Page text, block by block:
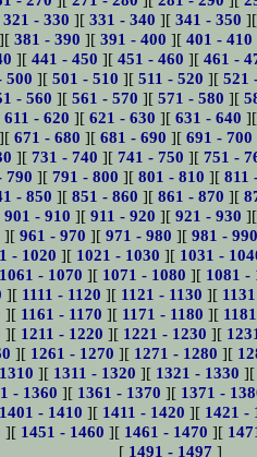
321 - 330 ][ 331 - 340 ][ 341 - 350
][ 381 - 390 ][ 391 - 400 ][ 401 - 410
][ 441 - 450 ][ 451 - 460 ][ 461 -
500 ][ 501 - 510 ][ 511 - 520 ][ 521
- 560 ][ 561 - 570 ][ 571 - 580 ][
611 - 620 ][ 621 - 630 ][ 631 - 640
][ 671 - 680 ][ 681 - 690 ][ 691 - 700
][ 731 - 740 ][ 741 - 750 ][ 751 -
790 ][ 791 - 800 ][ 801 - 810 ][ 811
- 850 ][ 851 - 860 ][ 861 - 870 ][
901 - 910 ][ 911 - 920 ][ 921 - 930
][961 - 970 ][971 - 980 ][981 -
- 1020 ][ 1021 - 1030 ][ 1031 -
1061 - 1070 ][ 1071 - 1080 ][ 1081 -
][ 1111 - 1120 ][ 1121 - 1130 ][
][ 1161 - 1170 ][ 1171 - 1180 ][
][ 1211 - 1220 ][ 1221 - 1230 ][
][ 1261 - 1270 ][ 1271 - 1280 ][
][ 1311 - 1320 ][ 1321 - 1330
- 1360 ][ 1361 - 1370 ][ 1371 -
1401 - 1410 ][ 1411 - 1420 ][ 1421 -
][ 1451 - 1460 ][ 1461 - 1470 ][
[ 1491 - 1497 ]